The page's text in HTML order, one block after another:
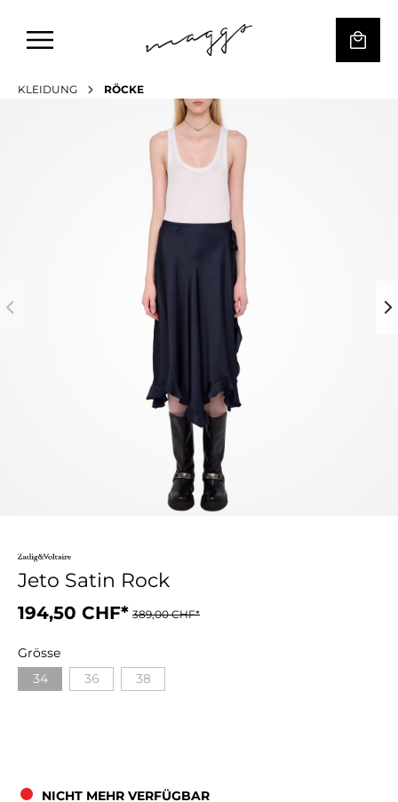
KLEIDUNG RÖCKE
Jeto Satin Rock
194,50 CHF* 389,00 CHF*
Grösse
34
36 38
NICHT MEHR VERFÜGBAR